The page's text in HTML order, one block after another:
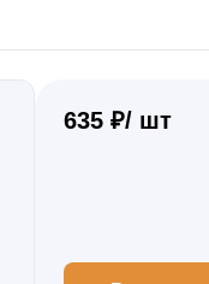
635 ₽/ шт